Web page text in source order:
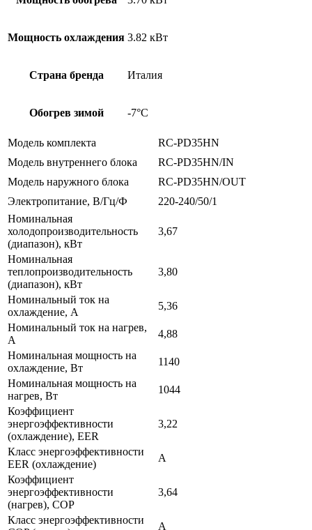
Мощность охлаждения 3.82 кВт
Страна бренда Италия
Обогрев зимой -7°С
Модель комплекта
RC-PD35HN
Модель внутреннего блока
RC-PD35HN/IN
Модель наружного блока
RC-PD35HN/OUT
Электропитание, В/Гц/Ф
220-240/50/1
Номинальная
холодопроизводительность
(диапазон), кВт
3,67
Номинальная
теплопроизводительность
(диапазон), кВт
3,80
Номинальный ток на
охлаждение, А
5,36
Номинальный ток на нагрев,
А
4,88
Номинальная мощность на
охлаждение, Вт
1140
Номинальная мощность на
нагрев, Вт
1044
Коэффициент
энергоэффективности
(охлаждение), EER
3,22
Класс энергоэффективности
EER (охлаждение)
A
Коэффициент
энергоэффективности
(нагрев), COP
3,64
Класс энергоэффективности
A